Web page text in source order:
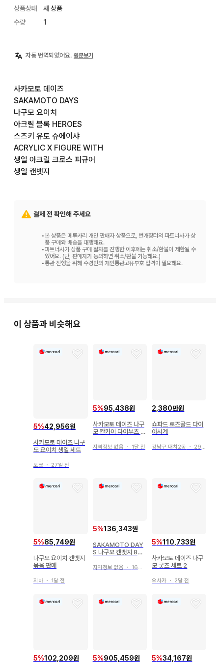
상품상태
새 상품
수량
1
자동 번역되었어요. 원문보기
사카모토 데이즈
SAKAMOTO DAYS
나구모 요이치
아크릴 블록 HEROES
스즈키 유토 슈에이샤
ACRYLIC X FIGURE WITH
생일 아크릴 크로스 피규어
생일 캔뱃지
결제 전 확인해 주세요
•본 상품은 메루카리 개인 판매자 상품으로, 번개장터의 파트너사가 상
품 구매와 배송을 대행해요.
•파트너사가 상품 구매 절차를 진행한 이후에는 취소/환불이 제한될 수
있어요. (단, 판매자가 동의하면 취소/환불 가능해요.)
•통관 진행을 위해 수령인의 개인통관고유부호 입력이 필요해요.
이 상품과 비슷해요
5%42,956원
사카모토 데이즈 나구
모 요이치 생일 세트
도쿄 ・ 27일 전
5%95,438원
사카모토 데이즈 나구
모 칸카이 다이부츠 생
024
지역정보 없음 ・ 1달 전
2,380만원
쇼파드 로즈골드 다이
아시계
강남구 대치2동 ・ 29일 전
5%85,749원
나구모 요이치 캔뱃지
묶음 판매
지바 ・ 1달 전
5%136,343원
SAKAMOTO DAY
S 나구모 캔뱃지 8개
지역정보 없음 ・ 16일 전
5%110,733원
사카모토 데이즈 나구
모 굿즈 세트 2
오사카 ・ 2달 전
5%102,209원 5%905,459원 5%34,167원